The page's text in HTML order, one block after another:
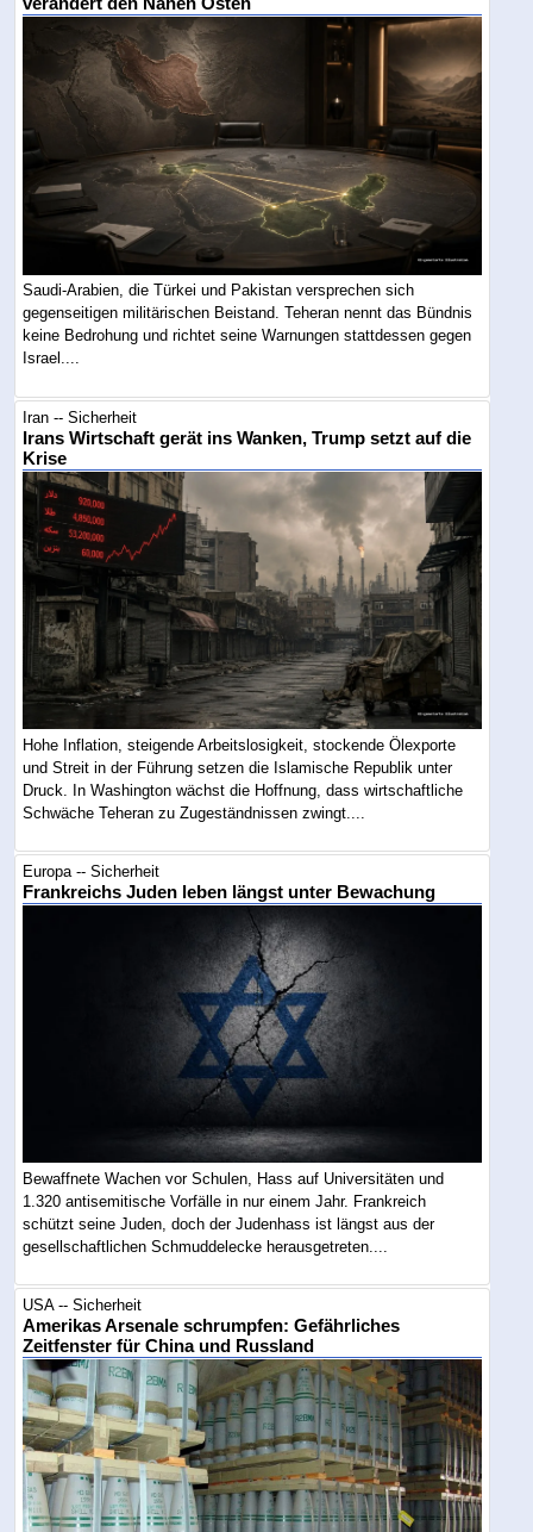
verändert den Nahen Osten
Saudi-Arabien, die Türkei und Pakistan versprechen sich
gegenseitigen militärischen Beistand. Teheran nennt das Bündnis
keine Bedrohung und richtet seine Warnungen stattdessen gegen
Israel....
Iran -- Sicherheit
Irans Wirtschaft gerät ins Wanken, Trump setzt auf die
Krise
Hohe Inflation, steigende Arbeitslosigkeit, stockende Ölexporte
und Streit in der Führung setzen die Islamische Republik unter
Druck. In Washington wächst die Hoffnung, dass wirtschaftliche
Schwäche Teheran zu Zugeständnissen zwingt....
Europa -- Sicherheit
Frankreichs Juden leben längst unter Bewachung
Bewaffnete Wachen vor Schulen, Hass auf Universitäten und
1.320 antisemitische Vorfälle in nur einem Jahr. Frankreich
schützt seine Juden, doch der Judenhass ist längst aus der
gesellschaftlichen Schmuddelecke herausgetreten....
USA -- Sicherheit
Amerikas Arsenale schrumpfen: Gefährliches
Zeitfenster für China und Russland